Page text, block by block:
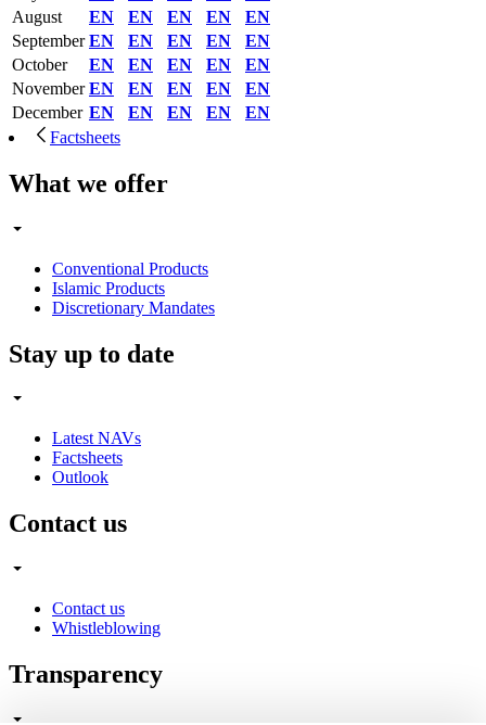
August
EN EN EN EN
EN
September EN EN EN EN
EN
October
EN EN EN EN
EN
November EN EN EN EN
EN
December EN EN EN EN
EN
Factsheets
What we offer
Conventional Products
Islamic Products
Discretionary Mandates
Stay up to date
Latest NAVs
Factsheets
Outlook
Contact us
Contact us
Whistleblowing
Transparency